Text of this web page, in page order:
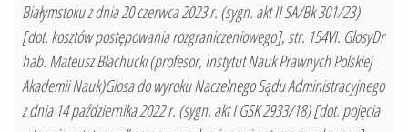
Białymstoku z dnia 20 czerwca 2023 r. (sygn. akt II SA/Bk 301/23)
[dot. kosztów postępowania rozgraniczeniowego], str. 154VI. GlosyDr
hab. Mateusz Błachucki (profesor, Instytut Nauk Prawnych Polskiej
Akademii Nauk)Glosa do wyroku Naczelnego Sądu Administracyjnego
z dnia 14 października 2022 r. (sygn. akt I GSK 2933/18) [dot. pojęcia